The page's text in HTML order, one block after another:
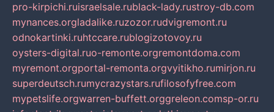
pro-kirpichi.ruisraelsale.rublack-lady.rustroy-db.com
mynances.orgladalike.ruzozor.rudvigremont.ru
odnokartinki.ruhtccare.rublogizotovoy.ru
oysters-digital.ruo-remonte.orgremontdoma.com
myremont.orgportal-remonta.orgvyitikho.rumirjon.ru
superdeutsch.rumycrazystars.rufilosofyfree.com
mypetslife.orgwarren-buffett.orggreleon.comsp-or.ru